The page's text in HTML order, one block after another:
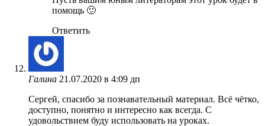
помощь 🙂
Ответить
Галина 21.07.2020 в 4:09 дп
Сергей, спасибо за познавательный материал. Всё чётко,
доступно, понятно и интересно как всегда. С
удовольствием буду использовать на уроках.